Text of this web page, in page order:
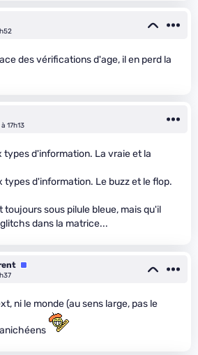
des vérifications d'age, il en perd la
17h13
types d'information. La vraie et la
types d'information. Le buzz et le flop.
toujours sous pilule bleue, mais qu'il
dans la matrice...
Équipe
ni le monde (au sens large, pas le